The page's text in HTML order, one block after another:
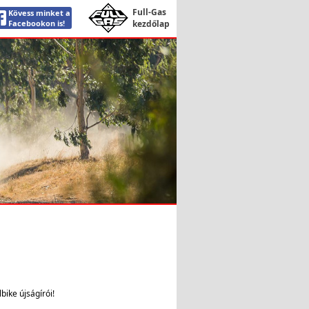
Kövess minket a
Facebookon is!
Full-Gas
kezdőlap
újságírói!